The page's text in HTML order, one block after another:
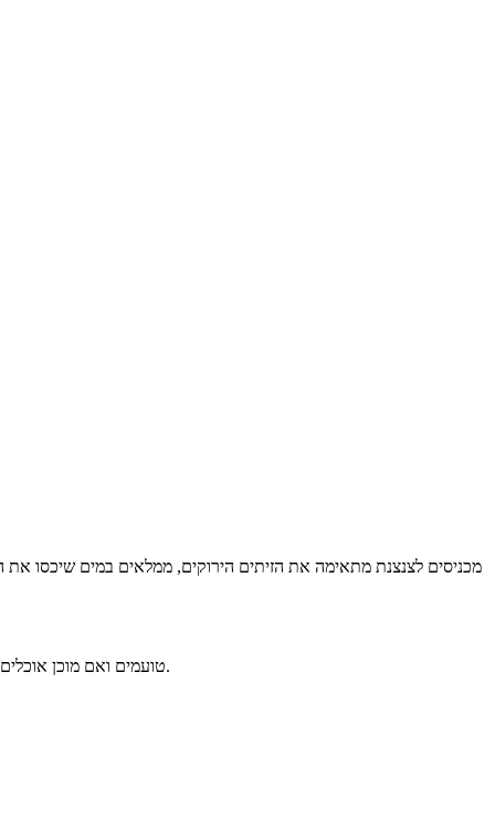
טועמים ואם מוכן אוכלים בכיף, ואם לא משאירים עוד כמה ימים לכבישה ארוכה יותר. התהליך עשוי להתארך בגלל סוג הזית, גודלו, מידת מרירותו וצבעו (בהיר או כהה).